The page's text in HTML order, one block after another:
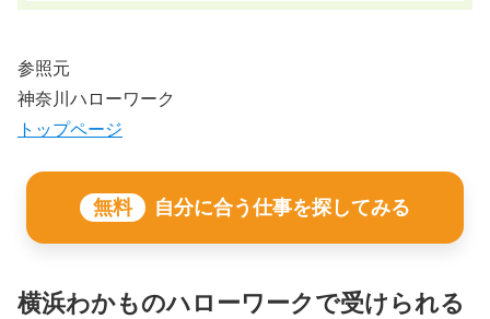
参照元
神奈川ハローワーク
トップページ
無料 自分に合う仕事を探してみる
横浜わかものハローワークで受けられる